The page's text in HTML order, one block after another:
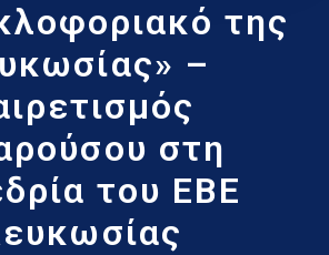
της
–
στη
του ΕΒΕ